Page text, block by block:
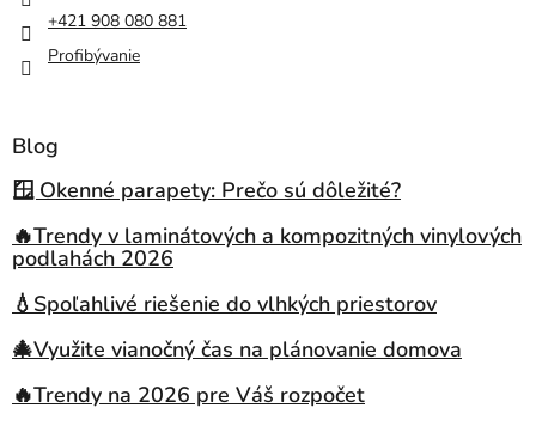
+421 908 080 881
Profibývanie
Blog
🪟 Okenné parapety: Prečo sú dôležité?
🔥Trendy v laminátových a kompozitných vinylových
podlahách 2026
💧Spoľahlivé riešenie do vlhkých priestorov
🎄Využite vianočný čas na plánovanie domova
🔥Trendy na 2026 pre Váš rozpočet